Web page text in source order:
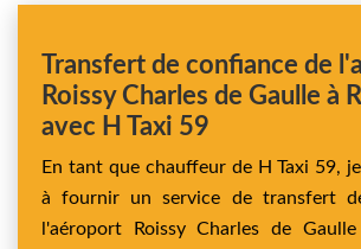
Transfert de confiance de
Roissy Charles de Gaulle à
avec H Taxi 59
En tant que chauffeur de H Taxi 59,
à fournir un service de transfert
l'aéroport Roissy Charles de